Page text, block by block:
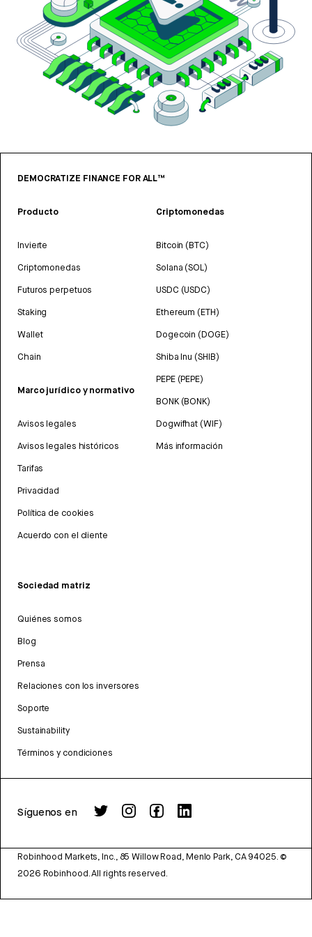
DEMOCRATIZE FINANCE FOR ALL™
Producto
Invierte
Criptomonedas
Futuros perpetuos
Staking
Wallet
Chain
Marco jurídico y normativo
Avisos legales
Avisos legales históricos
Tarifas
Privacidad
Política de cookies
Acuerdo con el cliente
Criptomonedas
Bitcoin (BTC)
Solana (SOL)
USDC (USDC)
Ethereum (ETH)
Dogecoin (DOGE)
Shiba Inu (SHIB)
PEPE (PEPE)
BONK (BONK)
Dogwifhat (WIF)
Más información
Sociedad matriz
Quiénes somos
Blog
Prensa
Relaciones con los inversores
Soporte
Sustainability
Términos y condiciones
Síguenos en
Robinhood Markets, Inc., 85 Willow Road, Menlo Park, CA 94025. ©
2026 Robinhood. All rights reserved.